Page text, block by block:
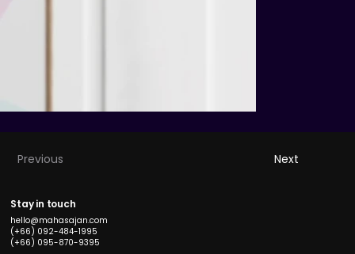
Previous Next
Stay in touch
hello@mahasajan.com
(+66) 092-484-1995
(+66) 095-870-9395